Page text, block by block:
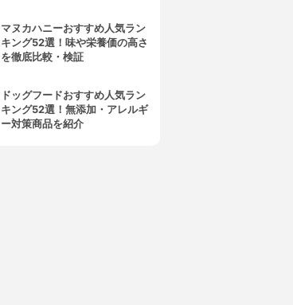
マヌカハニーおすすめ人気ラン
キング52選！味や栄養価の高さ
を徹底比較・検証
ドッグフードおすすめ人気ラン
キング52選！無添加・アレルギ
ー対策商品を紹介